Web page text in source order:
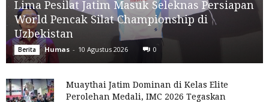
Lima Pesilat Jatim Masuk Seleknas Persiapan
World Pencak Silat Championship di
Uzbekistan
Berita Humas - 10 Agustus 2026 0
Muaythai Jatim Dominan di Kelas Elite
Perolehan Medali, IMC 2026 Tegaskan